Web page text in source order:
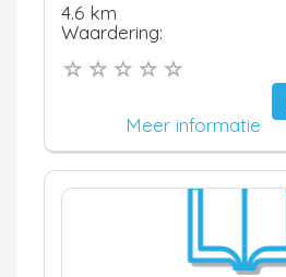
4.6 km
Waardering:
Meer informatie